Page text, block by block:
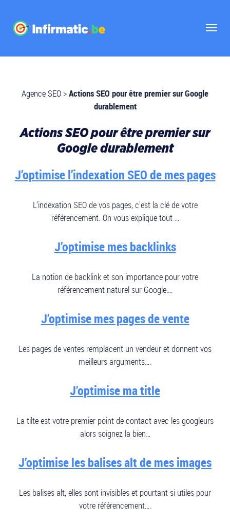
Agence SEO >Actions SEO pour être premier sur Google
durablement
Actions SEO pour être premier sur
Google durablement
J’optimise l’indexation SEO de mes pages
L’indexation SEO de vos pages, c’est la clé de votre
référencement. On vous explique tout …
J’optimise mes backlinks
La notion de backlink et son importance pour votre
référencement naturel sur Google….
J’optimise mes pages de vente
Les pages de ventes remplacent un vendeur et donnent vos
meilleurs arguments….
J’optimise ma title
La tilte est votre premier point de contact avec les googleurs
alors soignez la bien…
J’optimise les balises alt de mes images
Les balises alt, elles sont invisibles et pourtant si utiles pour
votre référencement….